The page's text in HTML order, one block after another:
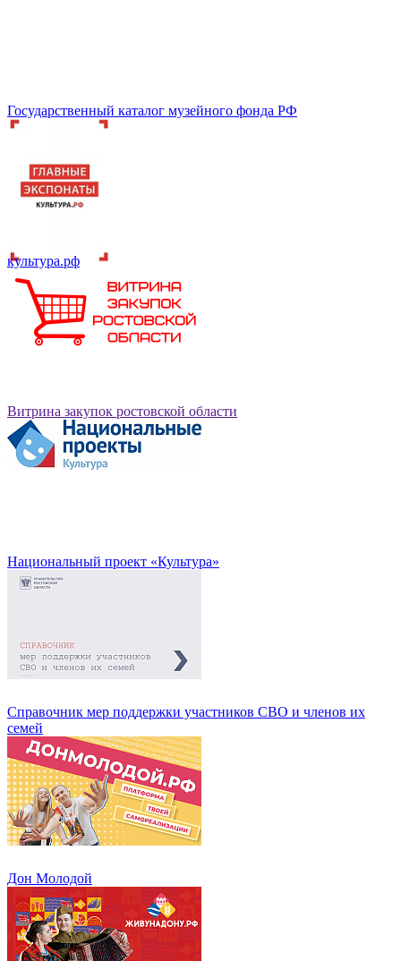
Государственный каталог музейного фонда РФ
культура.рф
Витрина закупок ростовской области
Национальный проект «Культура»
Справочник мер поддержки участников СВО и членов их
семей
Дон Молодой